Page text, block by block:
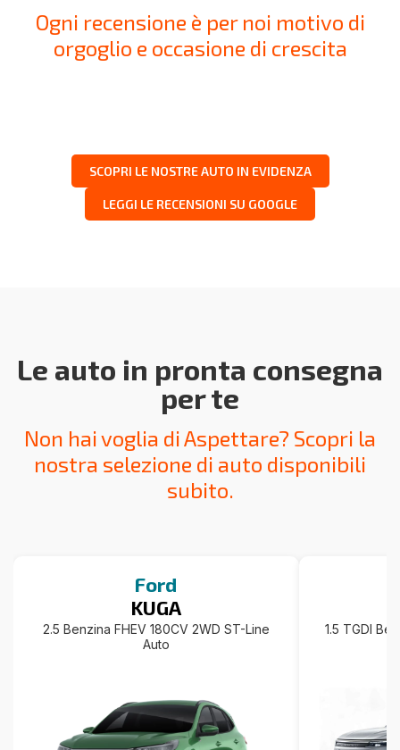
Ogni recensione è per noi motivo di
orgoglio e occasione di crescita
SCOPRI LE NOSTRE AUTO IN EVIDENZA
LEGGI LE RECENSIONI SU GOOGLE
Le auto in pronta consegna
per te
Non hai voglia di Aspettare? Scopri la
nostra selezione di auto disponibili
subito.
Ford
KUGA
2.5 Benzina FHEV 180CV 2WD ST-Line
Auto
1.5 TGDI